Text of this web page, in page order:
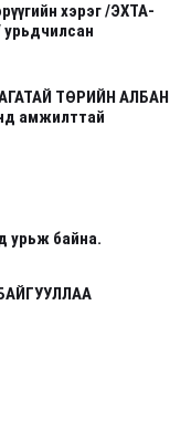
хэрэг /ЭХТА-
ТӨРИЙН АЛБАН
амжилттай
урьж байна.